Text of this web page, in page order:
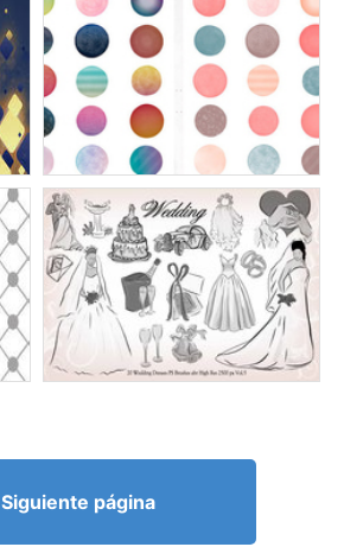
Siguiente página